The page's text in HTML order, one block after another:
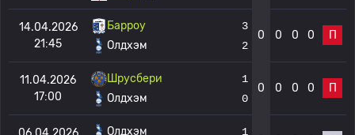
14.04.2026
21:45
Барроу
Олдхэм
3
2
0 0 0 0 П
11.04.2026
17:00
Шрусбери
Олдхэм
1
0
0 0 0 0 П
Олдхэм
1